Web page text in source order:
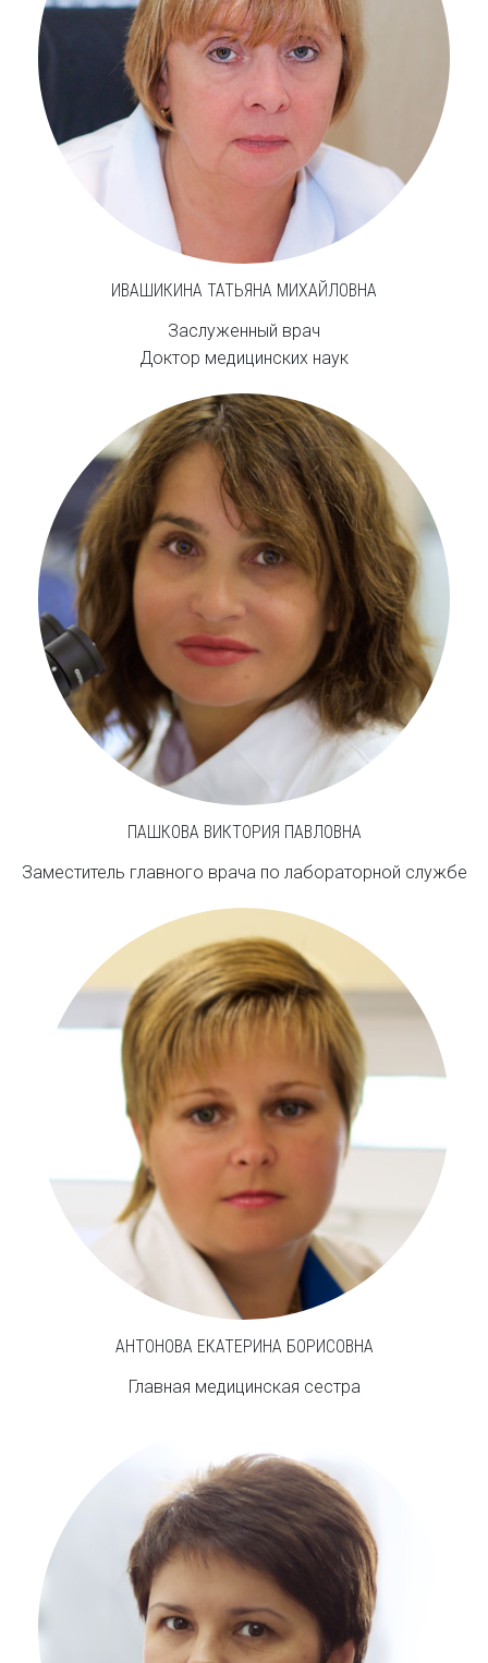
ИВАШИКИНА ТАТЬЯНА МИХАЙЛОВНА
Заслуженный врач
Доктор медицинских наук
ПАШКОВА ВИКТОРИЯ ПАВЛОВНА
Заместитель главного врача по лабораторной службе
АНТОНОВА ЕКАТЕРИНА БОРИСОВНА
Главная медицинская сестра